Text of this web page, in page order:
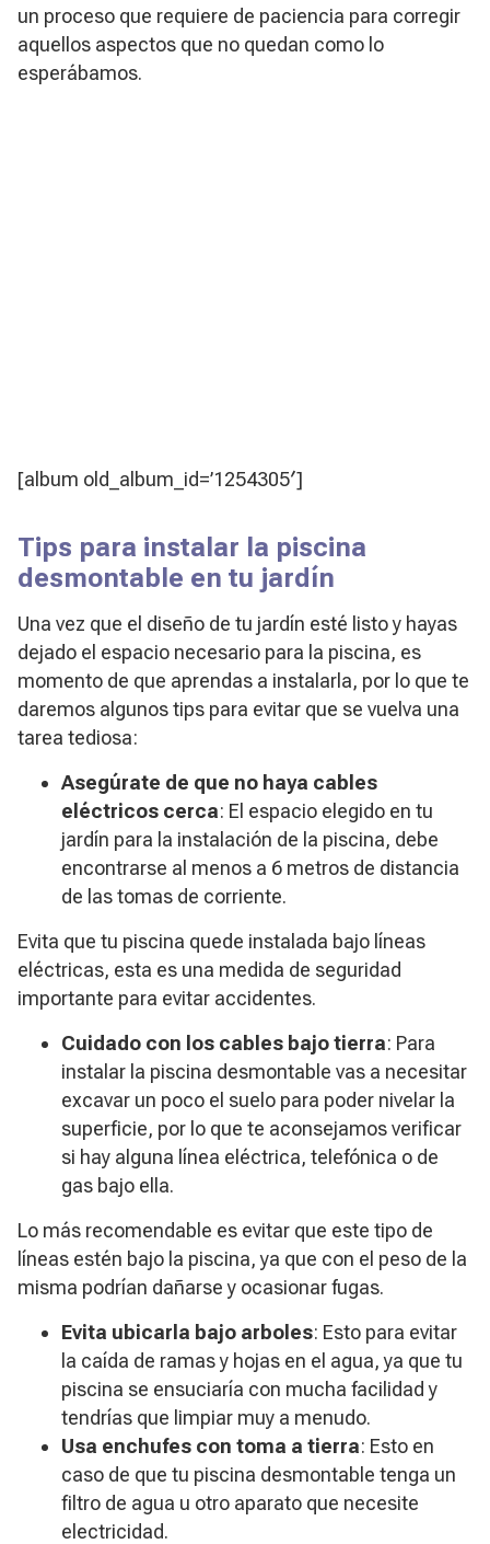
un proceso que requiere de paciencia para corregir
aquellos aspectos que no quedan como lo
esperábamos.
[album old_album_id=’1254305′]
Tips para instalar la piscina
desmontable en tu jardín
Una vez que el diseño de tu jardín esté listo y hayas
dejado el espacio necesario para la piscina, es
momento de que aprendas a instalarla, por lo que te
daremos algunos tips para evitar que se vuelva una
tarea tediosa:
Asegúrate de que no haya cables
eléctricos cerca: El espacio elegido en tu
jardín para la instalación de la piscina, debe
encontrarse al menos a 6 metros de distancia
de las tomas de corriente.
Evita que tu piscina quede instalada bajo líneas
eléctricas, esta es una medida de seguridad
importante para evitar accidentes.
Cuidado con los cables bajo tierra: Para
instalar la piscina desmontable vas a necesitar
excavar un poco el suelo para poder nivelar la
superficie, por lo que te aconsejamos verificar
si hay alguna línea eléctrica, telefónica o de
gas bajo ella.
Lo más recomendable es evitar que este tipo de
líneas estén bajo la piscina, ya que con el peso de la
misma podrían dañarse y ocasionar fugas.
Evita ubicarla bajo arboles: Esto para evitar
la caída de ramas y hojas en el agua, ya que tu
piscina se ensuciaría con mucha facilidad y
tendrías que limpiar muy a menudo.
Usa enchufes con toma a tierra: Esto en
caso de que tu piscina desmontable tenga un
filtro de agua u otro aparato que necesite
electricidad.